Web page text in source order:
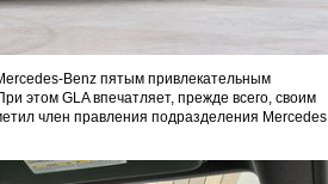
Benz пятым привлекательным
этом GLA впечатляет, прежде всего, своим
член правления подразделения Mercedes